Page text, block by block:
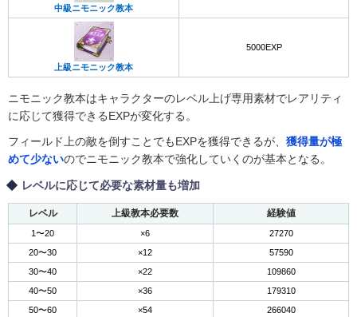
中級ニモニック教本
上級ニモニック教本
5000EXP
ニモニック教本はキャラクターのレベル上げ専用素材でレアリティ
に応じて獲得できるEXPが変化する。
フィールド上の敵を倒すことでもEXPを獲得できるが、 獲得量が極
めて少ないのでニモニック教本で強化していくのが基本となる。
レベルに応じて必要な素材量も増加
レベル 上級教本必要数 経験値
1〜20 ×6
27270
20〜30
×12
57590
30〜40
×22
109860
40〜50
×36
179310
50〜60
×54 266040